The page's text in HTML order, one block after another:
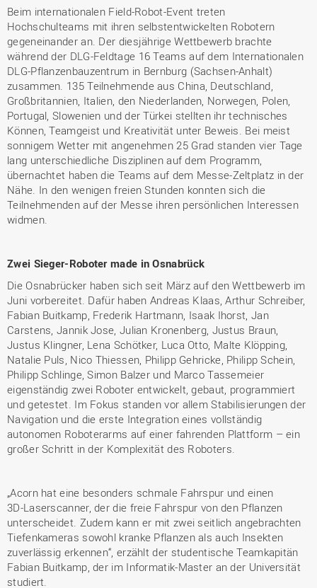
Beim internationalen Field-Robot-Event treten
Hochschulteams mit ihren selbstentwickelten Robotern
gegeneinander an. Der diesjährige Wettbewerb brachte
während der DLG-Feldtage 16 Teams auf dem Internationalen
DLG-Pflanzenbauzentrum in Bernburg (Sachsen-Anhalt)
zusammen. 135 Teilnehmende aus China, Deutschland,
Großbritannien, Italien, den Niederlanden, Norwegen, Polen,
Portugal, Slowenien und der Türkei stellten ihr technisches
Können, Teamgeist und Kreativität unter Beweis. Bei meist
sonnigem Wetter mit angenehmen 25 Grad standen vier Tage
lang unterschiedliche Disziplinen auf dem Programm,
übernachtet haben die Teams auf dem Messe-Zeltplatz in der
Nähe. In den wenigen freien Stunden konnten sich die
Teilnehmenden auf der Messe ihren persönlichen Interessen
widmen.
Zwei Sieger-Roboter made in Osnabrück
Die Osnabrücker haben sich seit März auf den Wettbewerb im
Juni vorbereitet. Dafür haben Andreas Klaas, Arthur Schreiber,
Fabian Buitkamp, Frederik Hartmann, Isaak Ihorst, Jan
Carstens, Jannik Jose, Julian Kronenberg, Justus Braun,
Justus Klingner, Lena Schötker, Luca Otto, Malte Klöpping,
Natalie Puls, Nico Thiessen, Philipp Gehricke, Philipp Schein,
Philipp Schlinge, Simon Balzer und Marco Tassemeier
eigenständig zwei Roboter entwickelt, gebaut, programmiert
und getestet. Im Fokus standen vor allem Stabilisierungen der
Navigation und die erste Integration eines vollständig
autonomen Roboterarms auf einer fahrenden Plattform – ein
großer Schritt in der Komplexität des Roboters.
„Acorn hat eine besonders schmale Fahrspur und einen
3D‑Laserscanner, der die freie Fahrspur von den Pflanzen
unterscheidet. Zudem kann er mit zwei seitlich angebrachten
Tiefenkameras sowohl kranke Pflanzen als auch Insekten
zuverlässig erkennen“, erzählt der studentische Teamkapitän
Fabian Buitkamp, der im Informatik-Master an der Universität
studiert.